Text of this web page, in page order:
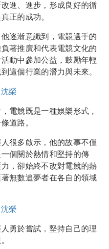
進、進步，形成良好的循
正的成功。
逐漸意識到，電競選手的
著推廣和代表電競文化的
動中參加公益，鼓勵年輕
這個行業的潛力與未來。
榮
電競既是一種娛樂形式，
道路。
很多啟示，他的故事不僅
個關於熱情和堅持的傳
，卻始終不改對電競的熱
無數追夢者在各自的領域
榮
勇於嘗試，堅持自己的理